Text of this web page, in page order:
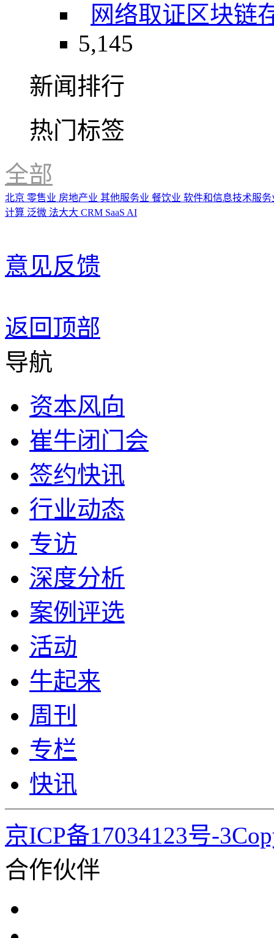
网络取证区块链
5,145
新闻排行
热门标签
全部
北京 零售业 房地产业 其他服务业 餐饮业 软件和信息技术服
计算 泛微 法大大 CRM SaaS AI
意见反馈
返回顶部
导航
资本风向
崔牛闭门会
签约快讯
行业动态
专访
深度分析
案例评选
活动
牛起来
周刊
专栏
快讯
京ICP备17034123号-
合作伙伴